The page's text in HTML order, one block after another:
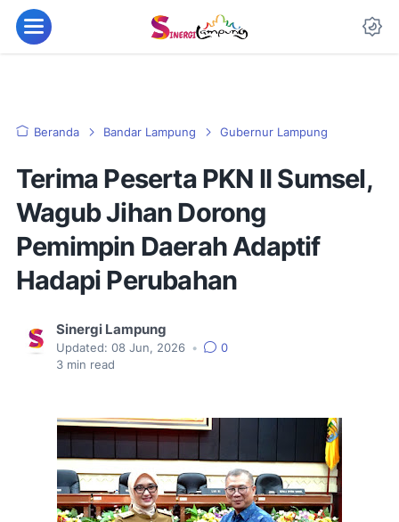
Beranda Bandar Lampung Gubernur Lampung
Terima Peserta PKN II Sumsel,
Wagub Jihan Dorong
Pemimpin Daerah Adaptif
Hadapi Perubahan
Sinergi Lampung
Updated: 08 Jun, 2026 •
0
3 min read